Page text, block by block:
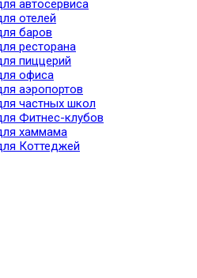
автосервиса
отелей
баров
ресторана
пиццерий
офиса
аэропортов
частных школ
Фитнес-клубов
хаммама
Коттеджей